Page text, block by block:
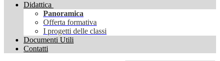
Didattica
Panoramica
Offerta formativa
I progetti delle classi
Documenti Utili
Contatti